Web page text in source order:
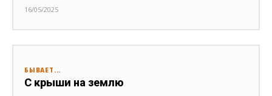
16/05/2025
БЫВАЕТ...
С крыши на землю